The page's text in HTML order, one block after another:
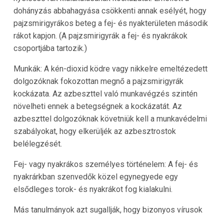
dohányzás abbahagyása csökkenti annak esélyét, hogy
pajzsmirigyrákos beteg a fej- és nyakterületen második
rákot kapjon. (A pajzsmirigyrák a fej- és nyakrákok
csoportjába tartozik.)
Munkák: A kén-dioxid ködre vagy nikkelre emeltézedett
dolgozóknak fokozottan megnő a pajzsmirigyrák
kockázata. Az azbeszttel való munkavégzés szintén
növelheti ennek a betegségnek a kockázatát. Az
azbeszttel dolgozóknak követniük kell a munkavédelmi
szabályokat, hogy elkerüljék az azbesztrostok
belélegzését.
Fej- vagy nyakrákos személyes történelem: A fej- és
nyakrárkban szenvedők közel egynegyede egy
elsődleges torok- és nyakrákot fog kialakulni.
Más tanulmányok azt sugallják, hogy bizonyos vírusok